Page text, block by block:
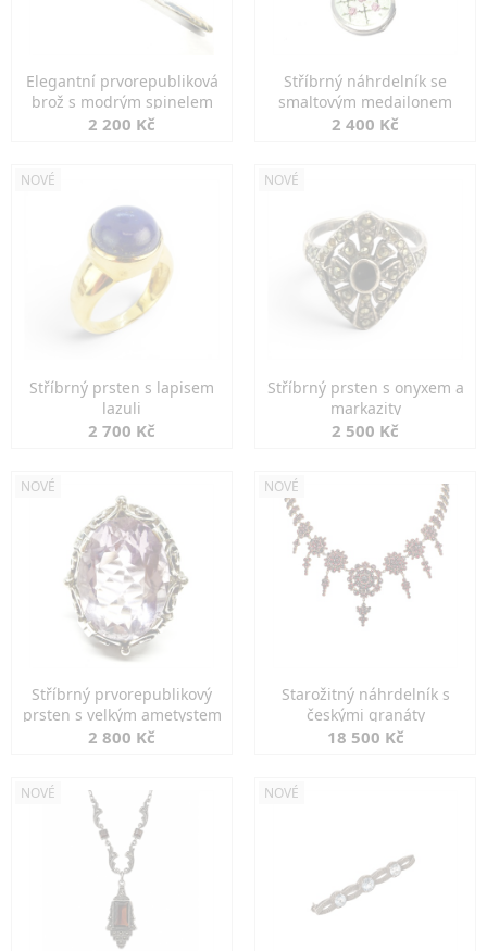
Elegantní prvorepubliková
brož s modrým spinelem
2 200 Kč
Stříbrný náhrdelník se
smaltovým medailonem
2 400 Kč
NOVÉ
Stříbrný prsten s lapisem
lazuli
2 700 Kč
NOVÉ
Stříbrný prsten s onyxem a
markazity
2 500 Kč
NOVÉ
Stříbrný prvorepublikový
prsten s velkým ametystem
2 800 Kč
NOVÉ
Starožitný náhrdelník s
českými granáty
18 500 Kč
NOVÉ NOVÉ